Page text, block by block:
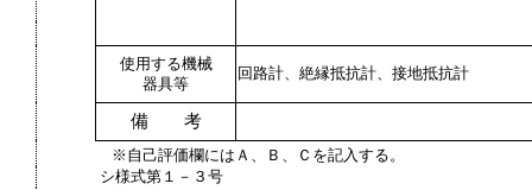
使用する機械
器具等
回路計、絶縁抵抗計、接地抵抗計
備 考
※自己評価欄にはＡ、Ｂ、Ｃを記入する。
シ様式第１－３号